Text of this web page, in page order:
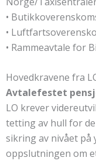
•
•
• Rammeavtale for
Hovedkravene fra
Avtalefestet
LO krever
tetting av hull for
sikring av nivået på
oppslutningen om